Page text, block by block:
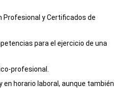
Profesional y Certificados de
para el ejercicio de una
profesional.
en horario laboral, aunque también